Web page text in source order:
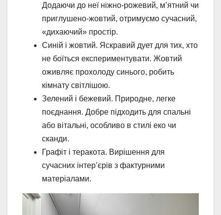
Додаючи до неї ніжно-рожевий, м’ятний чи
приглушено-жовтий, отримуємо сучасний,
«дихаючий» простір.
Синій і жовтий. Яскравий дует для тих, хто
не боїться експериментувати. Жовтий
оживляє прохолоду синього, робить
кімнату світлішою.
Зелений і бежевий. Природне, легке
поєднання. Добре підходить для спальні
або вітальні, особливо в стилі еко чи
сканди.
Графіт і теракота. Вирішення для
сучасних інтер’єрів з фактурними
матеріалами.